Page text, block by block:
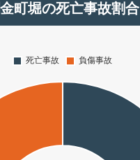
町堀の死亡事故割合